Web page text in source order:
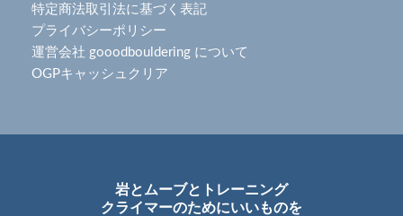
特定商法取引法に基づく表記
プライバシーポリシー
運営会社 gooodbouldering について
OGPキャッシュクリア
岩とムーブとトレーニング
クライマーのためにいいものを